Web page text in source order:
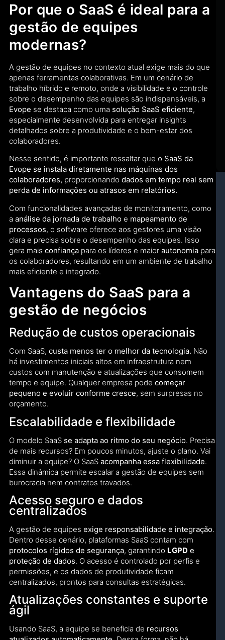
Por que o SaaS é ideal para a
gestão de equipes
modernas?
A gestão de equipes no contexto atual exige mais do que
apenas ferramentas colaborativas. Em um cenário de
trabalho híbrido e remoto, onde a visibilidade e o controle
sobre o desempenho das equipes são indispensáveis, a
Evope se destaca como uma solução SaaS eficiente,
especialmente desenvolvida para entregar insights
detalhados sobre a produtividade e o bem-estar dos
colaboradores.
Nesse sentido, é importante ressaltar que o SaaS da
Evope se instala diretamente nas máquinas dos
colaboradores, proporcionando dados em tempo real sem
perda de informações ou atrasos em relatórios.
Com funcionalidades avançadas de monitoramento, como
a análise da jornada de trabalho e mapeamento de
processos, o software oferece aos gestores uma visão
clara e precisa sobre o desempenho das equipes. Isso
gera mais confiança para os líderes e maior autonomia para
os colaboradores, resultando em um ambiente de trabalho
mais eficiente e integrado.
Vantagens do SaaS para a
gestão de negócios
Redução de custos operacionais
Com SaaS, custa menos ter o melhor da tecnologia. Não
há investimentos iniciais altos em infraestrutura nem
custos com manutenção e atualizações que consomem
tempo e equipe. Qualquer empresa pode começar
pequeno e evoluir conforme cresce, sem surpresas no
orçamento.
Escalabilidade e flexibilidade
O modelo SaaS se adapta ao ritmo do seu negócio. Precisa
de mais recursos? Em poucos minutos, ajuste o plano. Vai
diminuir a equipe? O SaaS acompanha essa flexibilidade.
Essa dinâmica permite escalar a gestão de equipes sem
burocracia nem contratos travados.
Acesso seguro e dados
centralizados
A gestão de equipes exige responsabilidade e integração.
Dentro desse cenário, plataformas SaaS contam com
protocolos rígidos de segurança, garantindo LGPD e
proteção de dados. O acesso é controlado por perfis e
permissões, e os dados de produtividade ficam
centralizados, prontos para consultas estratégicas.
Atualizações constantes e suporte
ágil
Usando SaaS, a equipe se beneficia de recursos